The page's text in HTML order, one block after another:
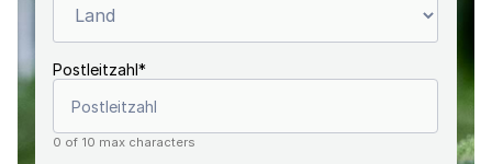
Postleitzahl*
0 of 10 max characters